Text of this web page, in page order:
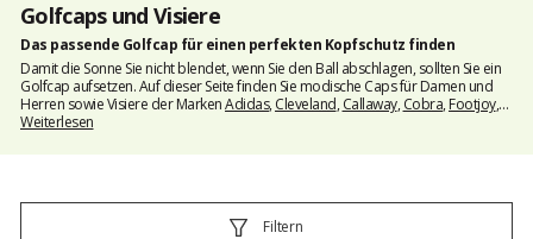
Golfcaps und Visiere
Das passende Golfcap für einen perfekten Kopfschutz finden
Damit die Sonne Sie nicht blendet, wenn Sie den Ball abschlagen, sollten Sie ein
Golfcap aufsetzen. Auf dieser Seite finden Sie modische Caps für Damen und
Herren sowie Visiere der MarkenAdidas,Cleveland,Callaway,Cobra,Footjoy,
Nike,Puma Golf
Weiterlesen
Filtern